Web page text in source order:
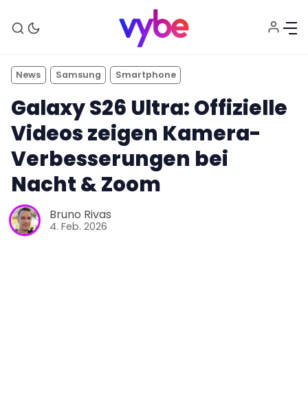
News Samsung Smartphone
Galaxy S26 Ultra: Offizielle
Videos zeigen Kamera-
Verbesserungen bei
Nacht & Zoom
Bruno Rivas
4. Feb. 2026